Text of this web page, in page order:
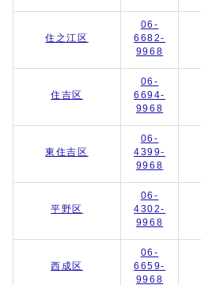
住之江区
06-
6682-
9968
住吉区
06-
6694-
9968
東住吉区
06-
4399-
9968
平野区
06-
4302-
9968
西成区
06-
6659-
9968